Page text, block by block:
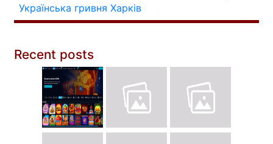
Українська гривня Харків
Recent posts